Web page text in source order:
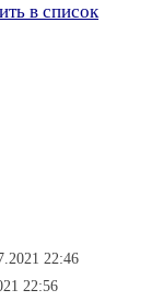
в список
22:46
22:56